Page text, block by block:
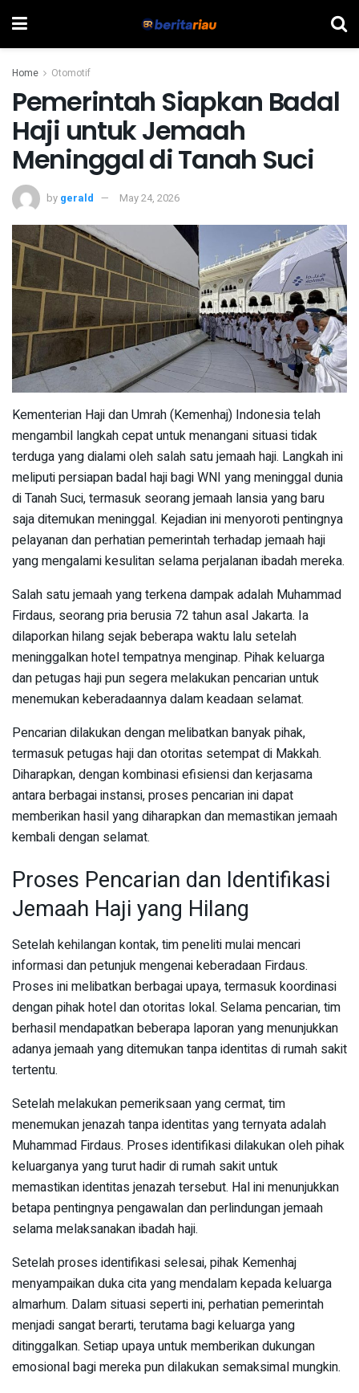
Home Otomotif
Pemerintah Siapkan Badal
Haji untuk Jemaah
Meninggal di Tanah Suci
by gerald May 24, 2026
Kementerian Haji dan Umrah (Kemenhaj) Indonesia telah
mengambil langkah cepat untuk menangani situasi tidak
terduga yang dialami oleh salah satu jemaah haji. Langkah ini
meliputi persiapan badal haji bagi WNI yang meninggal dunia
di Tanah Suci, termasuk seorang jemaah lansia yang baru
saja ditemukan meninggal. Kejadian ini menyoroti pentingnya
pelayanan dan perhatian pemerintah terhadap jemaah haji
yang mengalami kesulitan selama perjalanan ibadah mereka.
Salah satu jemaah yang terkena dampak adalah Muhammad
Firdaus, seorang pria berusia 72 tahun asal Jakarta. Ia
dilaporkan hilang sejak beberapa waktu lalu setelah
meninggalkan hotel tempatnya menginap. Pihak keluarga
dan petugas haji pun segera melakukan pencarian untuk
menemukan keberadaannya dalam keadaan selamat.
Pencarian dilakukan dengan melibatkan banyak pihak,
termasuk petugas haji dan otoritas setempat di Makkah.
Diharapkan, dengan kombinasi efisiensi dan kerjasama
antara berbagai instansi, proses pencarian ini dapat
memberikan hasil yang diharapkan dan memastikan jemaah
kembali dengan selamat.
Proses Pencarian dan Identifikasi
Jemaah Haji yang Hilang
Setelah kehilangan kontak, tim peneliti mulai mencari
informasi dan petunjuk mengenai keberadaan Firdaus.
Proses ini melibatkan berbagai upaya, termasuk koordinasi
dengan pihak hotel dan otoritas lokal. Selama pencarian, tim
berhasil mendapatkan beberapa laporan yang menunjukkan
adanya jemaah yang ditemukan tanpa identitas di rumah sakit
tertentu.
Setelah melakukan pemeriksaan yang cermat, tim
menemukan jenazah tanpa identitas yang ternyata adalah
Muhammad Firdaus. Proses identifikasi dilakukan oleh pihak
keluarganya yang turut hadir di rumah sakit untuk
memastikan identitas jenazah tersebut. Hal ini menunjukkan
betapa pentingnya pengawalan dan perlindungan jemaah
selama melaksanakan ibadah haji.
Setelah proses identifikasi selesai, pihak Kemenhaj
menyampaikan duka cita yang mendalam kepada keluarga
almarhum. Dalam situasi seperti ini, perhatian pemerintah
menjadi sangat berarti, terutama bagi keluarga yang
ditinggalkan. Setiap upaya untuk memberikan dukungan
emosional bagi mereka pun dilakukan semaksimal mungkin.